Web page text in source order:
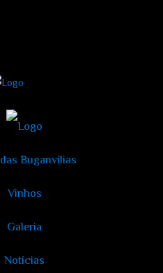
Buganvílias
Vinhos
Galeria
Notícias